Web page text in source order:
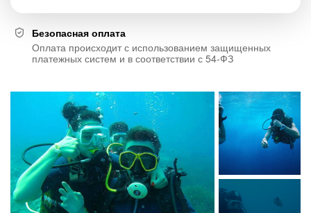
Безопасная оплата
Оплата происходит с использованием защищенных
платежных систем и в соответствии с 54-ФЗ